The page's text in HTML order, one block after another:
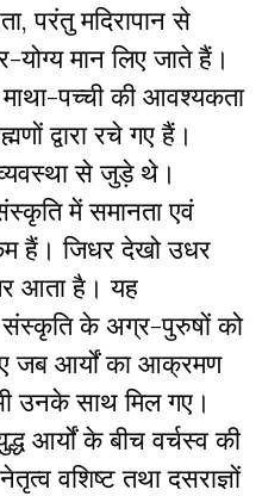
परंतु मदिरापान से
मान लिए जाते हैं।
पच्ची की आवश्यकता
द्वारा रचे गए हैं।
से जुड़े थे।
में समानता एवं
हैं। जिधर देखो उधर
आता है। यह
संस्कृति के अग्र-पुरुषों को
जब आर्यों का आक्रमण
उनके साथ मिल गए।
आर्यों के बीच वर्चस्व की
वशिष्ट तथा दसराज्ञों